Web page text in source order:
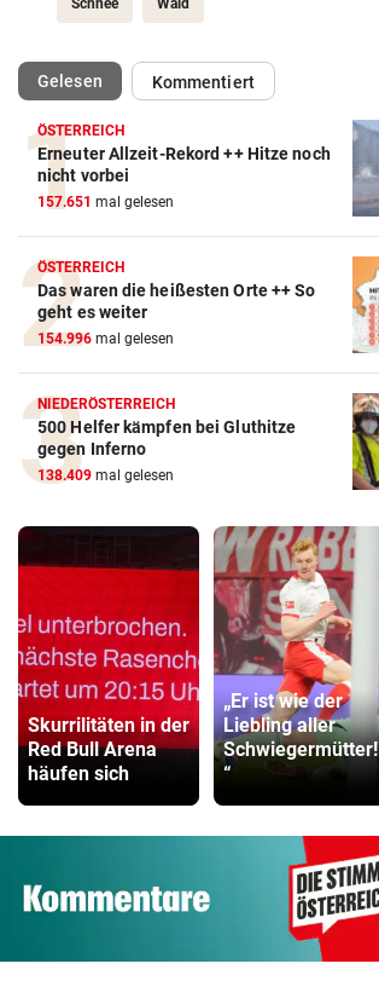
Schnee Wald
Gelesen(ausgewählt)Kommentiert
ÖSTERREICH
Erneuter Allzeit-Rekord ++ Hitze noch
nicht vorbei
157.651 mal gelesen
ÖSTERREICH
Das waren die heißesten Orte ++ So
geht es weiter
154.996 mal gelesen
NIEDERÖSTERREICH
500 Helfer kämpfen bei Gluthitze
gegen Inferno
138.409 mal gelesen
Skurrilitäten in der
Red Bull Arena
häufen sich
„Er ist wie der
Liebling aller
Schwiegermütter!
“